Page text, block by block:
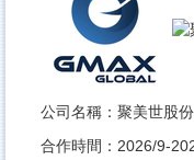
公司名稱：聚美世股
合作時間：2026/9-